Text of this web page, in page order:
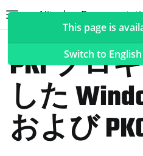
Nitrokey
navigation of Nitrokeys
navigation of NitroPad,
PKI プロ
した
および
This page is
Switch to English